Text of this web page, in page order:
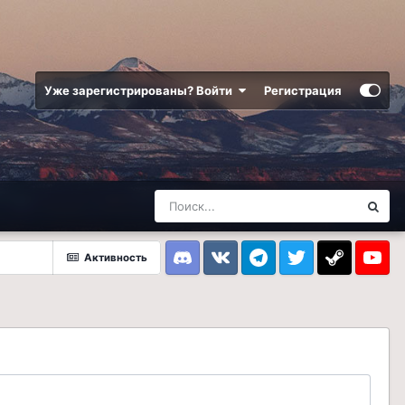
Уже зарегистрированы? Войти Регистрация
Активность
DiscordVK TelegramTwitter Steam